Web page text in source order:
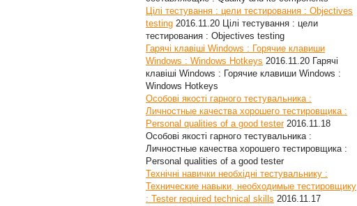
Цілі тестування : цели тестирования : Objectives
testing 2016.11.20 Цілі тестування : цели
тестирования : Objectives testing
Гарячі клавіші Windows : Горячие клавиши
Windows : Windows Hotkeys 2016.11.20 Гарячі
клавіші Windows : Горячие клавиши Windows :
Windows Hotkeys
Особові якості гарного тестувальника :
Личностные качества хорошего тестировщика :
Personal qualities of a good tester 2016.11.18
Особові якості гарного тестувальника :
Личностные качества хорошего тестировщика :
Personal qualities of a good tester
Технічні навички необхідні тестувальнику :
Технические навыки, необходимые тестировщику
: Tester required technical skills 2016.11.17